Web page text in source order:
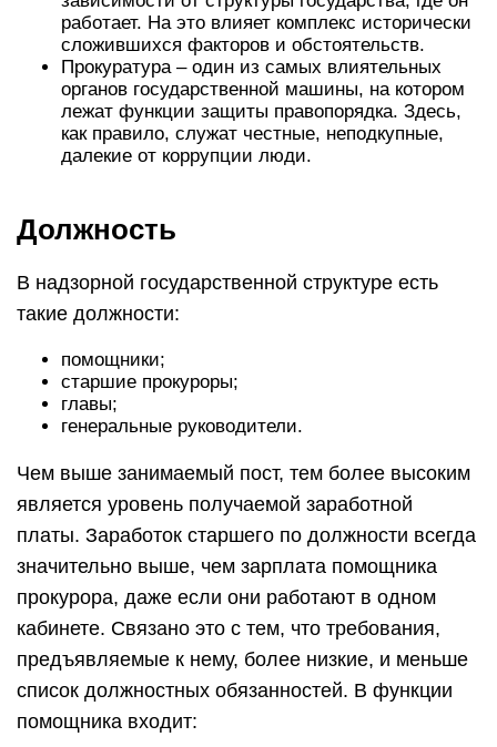
работает. На это влияет комплекс исторически
сложившихся факторов и обстоятельств.
Прокуратура – один из самых влиятельных
органов государственной машины, на котором
лежат функции защиты правопорядка. Здесь,
как правило, служат честные, неподкупные,
далекие от коррупции люди.
Должность
В надзорной государственной структуре есть
такие должности:
помощники;
старшие прокуроры;
главы;
генеральные руководители.
Чем выше занимаемый пост, тем более высоким
является уровень получаемой заработной
платы. Заработок старшего по должности всегда
значительно выше, чем зарплата помощника
прокурора, даже если они работают в одном
кабинете. Связано это с тем, что требования,
предъявляемые к нему, более низкие, и меньше
список должностных обязанностей. В функции
помощника входит: